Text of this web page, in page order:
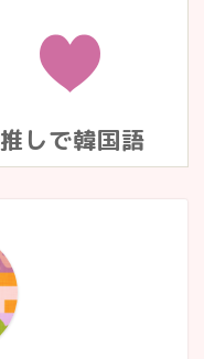
推しで韓国語